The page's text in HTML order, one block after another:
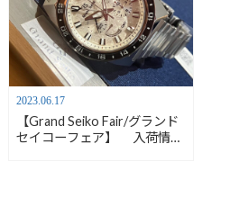
2023.06.17
【Grand Seiko Fair/グランド
セイコーフェア】 入荷情報